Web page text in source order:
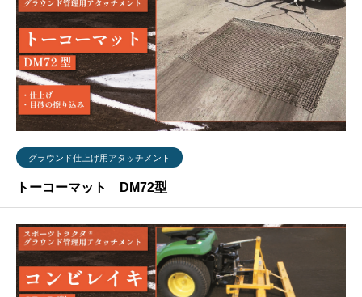
グラウンド仕上げ用アタッチメント
トーコーマット DM72型